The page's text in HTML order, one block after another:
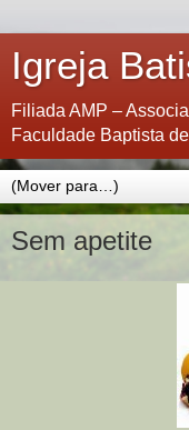
Igreja
Filiada AMP –
Faculdade Baptista
Sem apetite